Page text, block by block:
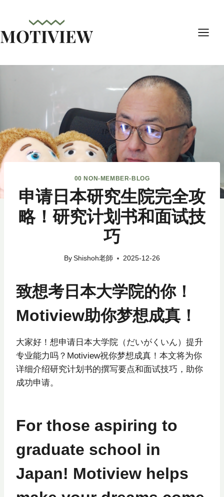
を
MOTIVIEW
00 NON-MEMBER-BLOG
申请日本研究生院完全攻
略！研究计划书和面试技
巧
By Shishoh老師 2025-12-26
致想考日本大学院的你！
Motiview助你梦想成真！
大家好！想申请日本大学院（だいがくいん）提升
专业能力吗？Motiview祝你梦想成真！本文将为你
详细介绍研究计划书的撰写要点和面试技巧，助你
成功申请。
For those aspiring to
graduate school in
Japan! Motiview helps